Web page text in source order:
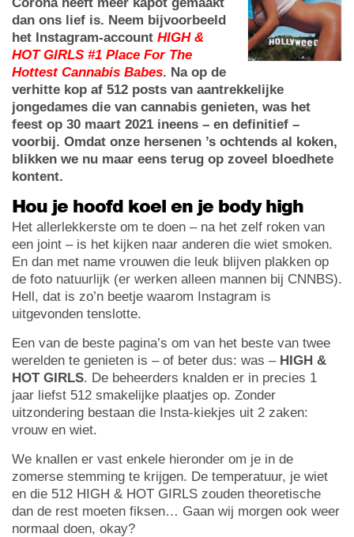
dan ons lief is. Neem bijvoorbeeld
het Instagram-account HIGH &
HOT GIRLS #1 Place For The
Hottest Cannabis Babes. Na op de
verhitte kop af 512 posts van aantrekkelijke
jongedames die van cannabis genieten, was het
feest op 30 maart 2021 ineens – en definitief –
voorbij. Omdat onze hersenen ’s ochtends al koken,
blikken we nu maar eens terug op zoveel bloedhete
kontent.
Hou je hoofd koel en je body high
Het allerlekkerste om te doen – na het zelf roken van
een joint – is het kijken naar anderen die wiet smoken.
En dan met name vrouwen die leuk blijven plakken op
de foto natuurlijk (er werken alleen mannen bij CNNBS).
Hell, dat is zo’n beetje waarom Instagram is
uitgevonden tenslotte.
Een van de beste pagina’s om van het beste van twee
werelden te genieten is – of beter dus: was – HIGH &
HOT GIRLS. De beheerders knalden er in precies 1
jaar liefst 512 smakelijke plaatjes op. Zonder
uitzondering bestaan die Insta-kiekjes uit 2 zaken:
vrouw en wiet.
We knallen er vast enkele hieronder om je in de
zomerse stemming te krijgen. De temperatuur, je wiet
en die 512 HIGH & HOT GIRLS zouden theoretische
dan de rest moeten fiksen… Gaan wij morgen ook weer
normaal doen, okay?